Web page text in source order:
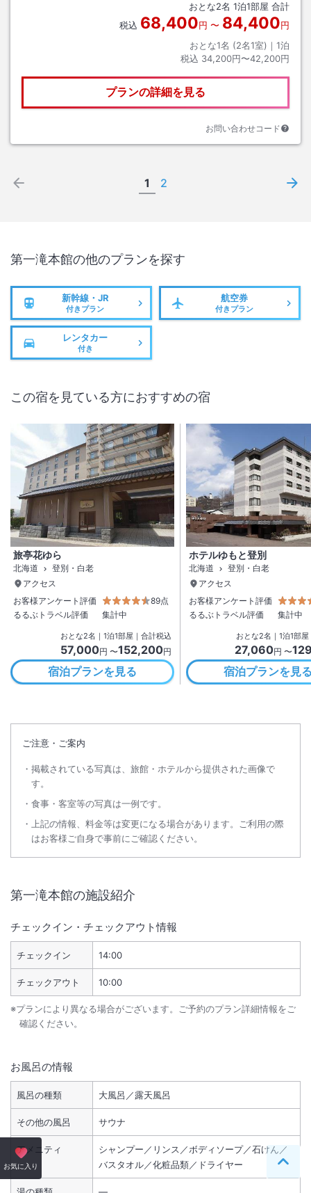
おとな2名 1泊1部屋 合計
税込 68,400円 〜 84,400円
おとな1名 (2名1室)｜ 1泊
税込 34,200円〜42,200円
プランの詳細を見る
お問い合わせコード
1 2
第一滝本館の他のプランを探す
新幹線・JR
付きプラン
航空券
付きプラン
レンタカー
付き
この宿を見ている方におすすめの宿
旅亭花ゆら
北海道
登別・白老
アクセス
お客様アンケート評価
89点
るるぶトラベル評価
集計中
おとな2名 ｜ 1泊1部屋｜合計税込
57,000円 〜152,200円
宿泊プランを見る
ホテルゆもと登別
北海道
登別・白老
アクセス
お客様アンケート評価
るるぶトラベル評価
集計中
おとな2名 ｜ 1泊1部屋
27,060円 〜
宿泊プランを見
ご注意・ご案内
掲載されている写真は、旅館・ホテルから提供された画像で
す。
食事・客室等の写真は一例です。
上記の情報、料金等は変更になる場合があります。ご利用の際
はお客様ご自身で事前にご確認ください。
第一滝本館の施設紹介
チェックイン・チェックアウト情報
チェックイン 14:00
チェックアウト 10:00
※プランにより異なる場合がございます。ご予約のプラン詳細情報をご
確認ください。
お風呂の情報
風呂の種類 大風呂／露天風呂
その他の風呂 サウナ
アメニティ
シャンプー／リンス／ボディソープ／石けん／
バスタオル／化粧品類／ドライヤー
お気に入り ペー